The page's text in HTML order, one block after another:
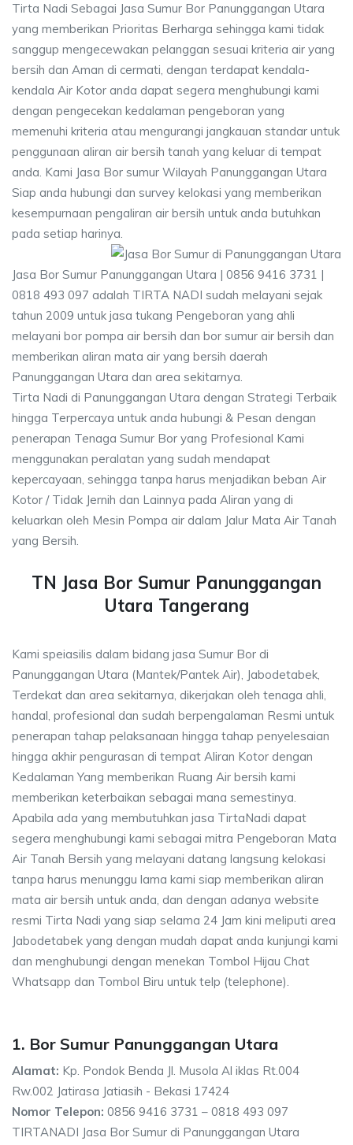
Tirta Nadi Sebagai Jasa Sumur Bor Panunggangan Utara
yang memberikan Prioritas Berharga sehingga kami tidak
sanggup mengecewakan pelanggan sesuai kriteria air yang
bersih dan Aman di cermati, dengan terdapat kendala-
kendala Air Kotor anda dapat segera menghubungi kami
dengan pengecekan kedalaman pengeboran yang
memenuhi kriteria atau mengurangi jangkauan standar untuk
penggunaan aliran air bersih tanah yang keluar di tempat
anda. Kami Jasa Bor sumur Wilayah Panunggangan Utara
Siap anda hubungi dan survey kelokasi yang memberikan
kesempurnaan pengaliran air bersih untuk anda butuhkan
pada setiap harinya.
Jasa Bor Sumur Panunggangan Utara | 0856 9416 3731 |
0818 493 097 adalah TIRTA NADI sudah melayani sejak
tahun 2009 untuk jasa tukang Pengeboran yang ahli
melayani bor pompa air bersih dan bor sumur air bersih dan
memberikan aliran mata air yang bersih daerah
Panunggangan Utara dan area sekitarnya.
Tirta Nadi di Panunggangan Utara dengan Strategi Terbaik
hingga Terpercaya untuk anda hubungi & Pesan dengan
penerapan Tenaga Sumur Bor yang Profesional Kami
menggunakan peralatan yang sudah mendapat
kepercayaan, sehingga tanpa harus menjadikan beban Air
Kotor / Tidak Jernih dan Lainnya pada Aliran yang di
keluarkan oleh Mesin Pompa air dalam Jalur Mata Air Tanah
yang Bersih.
TN Jasa Bor Sumur Panunggangan
Utara Tangerang
Kami speiasilis dalam bidang jasa Sumur Bor di
Panunggangan Utara (Mantek/Pantek Air), Jabodetabek,
Terdekat dan area sekitarnya, dikerjakan oleh tenaga ahli,
handal, profesional dan sudah berpengalaman Resmi untuk
penerapan tahap pelaksanaan hingga tahap penyelesaian
hingga akhir pengurasan di tempat Aliran Kotor dengan
Kedalaman Yang memberikan Ruang Air bersih kami
memberikan keterbaikan sebagai mana semestinya.
Apabila ada yang membutuhkan jasa TirtaNadi dapat
segera menghubungi kami sebagai mitra Pengeboran Mata
Air Tanah Bersih yang melayani datang langsung kelokasi
tanpa harus menunggu lama kami siap memberikan aliran
mata air bersih untuk anda, dan dengan adanya website
resmi Tirta Nadi yang siap selama 24 Jam kini meliputi area
Jabodetabek yang dengan mudah dapat anda kunjungi kami
dan menghubungi dengan menekan Tombol Hijau Chat
Whatsapp dan Tombol Biru untuk telp (telephone).
1. Bor Sumur Panunggangan Utara
Alamat: Kp. Pondok Benda Jl. Musola Al iklas Rt.004
Rw.002 Jatirasa Jatiasih - Bekasi 17424
Nomor Telepon: 0856 9416 3731 – 0818 493 097
TIRTANADI Jasa Bor Sumur di Panunggangan Utara